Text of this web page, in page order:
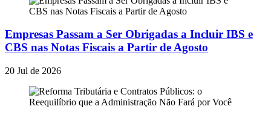
Empresas Passam a Ser Obrigadas a Incluir IBS e
CBS nas Notas Fiscais a Partir de Agosto
20 Jul de 2026